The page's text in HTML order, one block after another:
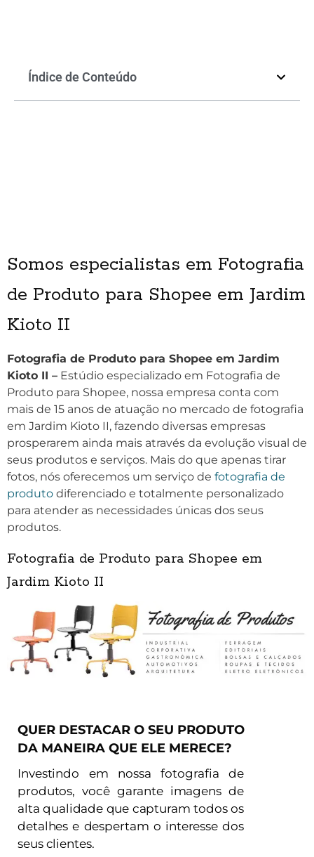
Índice de Conteúdo
Somos especialistas em Fotografia
de Produto para Shopee em Jardim
Kioto II
Fotografia de Produto para Shopee em Jardim
Kioto II – Estúdio especializado em Fotografia de
Produto para Shopee, nossa empresa conta com
mais de 15 anos de atuação no mercado de fotografia
em Jardim Kioto II, fazendo diversas empresas
prosperarem ainda mais através da evolução visual de
seus produtos e serviços. Mais do que apenas tirar
fotos, nós oferecemos um serviço de fotografia de
produto diferenciado e totalmente personalizado
para atender as necessidades únicas dos seus
produtos.
Fotografia de Produto para Shopee em
Jardim Kioto II
QUER DESTACAR O SEU PRODUTO
DA MANEIRA QUE ELE MERECE?
Investindo em nossa fotografia de
produtos, você garante imagens de
alta qualidade que capturam todos os
detalhes e despertam o interesse dos
seus clientes.